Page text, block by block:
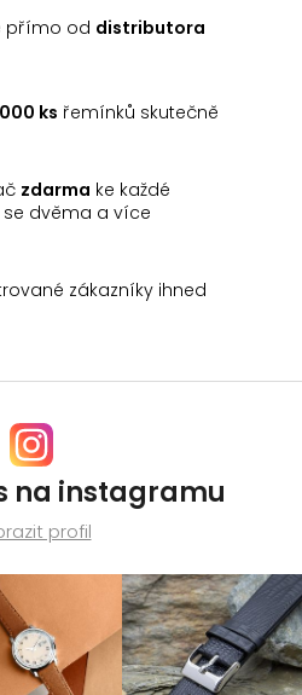
přímo od distributora
ks řemínků skutečně
zdarma ke každé
dvěma a více
zákazníky ihned
na instagramu
profil